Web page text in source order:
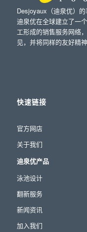
Desjoyaux（迪泉优）
迪泉优在全球建立了一
工形成的销售服务网络
见，并将同样的友好精
快速链接
官方网店
关于我们
迪泉优产品
泳池设计
翻新服务
新闻资讯
加入我们